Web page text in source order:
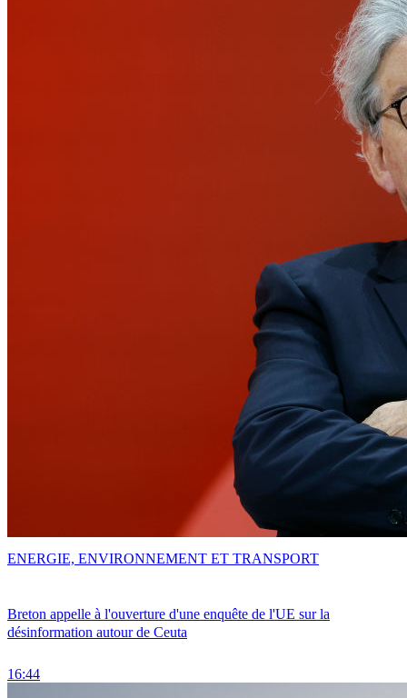
Breton appelle à l'ouverture d'une enquête de l'UE sur la
désinformation autour de Ceuta
16:44
ENERGIE, ENVIRONNEMENT ET TRANSPORT